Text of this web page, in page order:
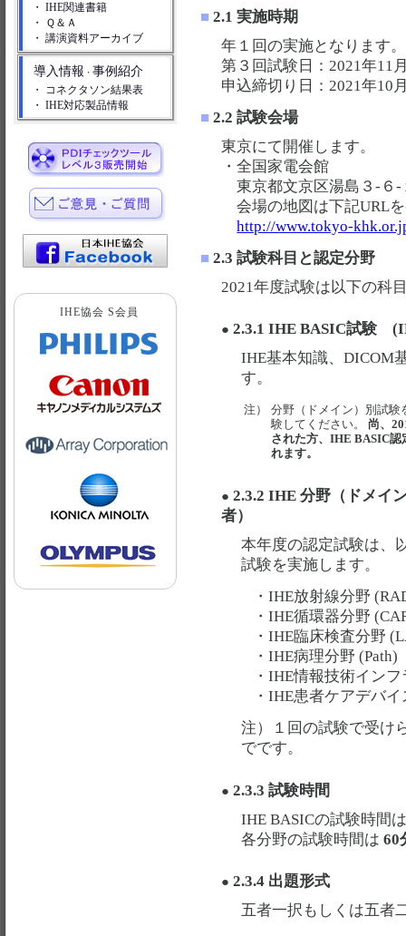
■ 2.1 実施時期
年１回の実施となります。
第３回試験日：2021年11
申込締切り日：2021年10
■ 2.2 試験会場
東京にて開催します。
・全国家電会館
東京都文京区湯島３-６-
会場の地図は下記URL
http://www.tokyo-
■ 2.3 試験科目と認定分野
2021年度試験は以下の科
● 2.3.1 IHE BASIC試験
IHE基本知識、DICOM
す。
注）
分野（ドメイン）別試験
験してください。 尚、
された方、IHE BASIC
れます。
● 2.3.2 IHE 分野（ドメイ
者）
本年度の認定試験は、
試験を実施します。
・IHE放射線分野
・IHE循環器分野
・IHE臨床検査分野
・IHE病理分野 (Path)
・IHE情報技術イン
・IHE患者ケアデバ
注）１回の試験で受け
でです。
● 2.3.3 試験時間
IHE BASICの試験時間
各分野の試験時間は60
● 2.3.4 出題形式
五者一択もしくは五者
・ IHE関連書籍
・ Ｑ＆Ａ
・ 講演資料アーカイブ
導入情報 ・ 事例紹介
・ コネクタソン結果表
・ IHE対応製品情報
IHE協会 S会員